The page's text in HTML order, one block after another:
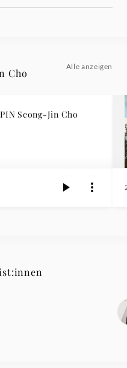
Cho
Alle anzeigen
Seong-Jin Cho